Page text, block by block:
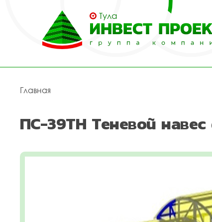
Тула
Главная
ПС-39ТН Теневой